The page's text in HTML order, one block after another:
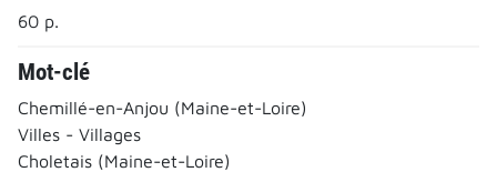
60 p.
Mot-clé
Chemillé-en-Anjou (Maine-et-Loire)
Villes - Villages
Choletais (Maine-et-Loire)